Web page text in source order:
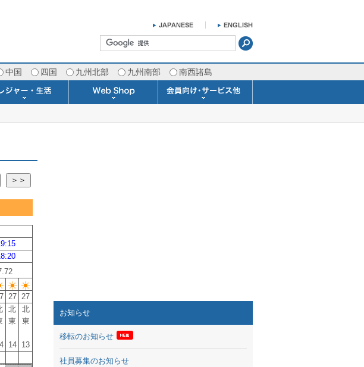
中国 四国 九州北部 九州南部 南西諸島
＞＞
27 27
北
東
14
北
東
13
お知らせ
移転のお知らせ
社員募集のお知らせ